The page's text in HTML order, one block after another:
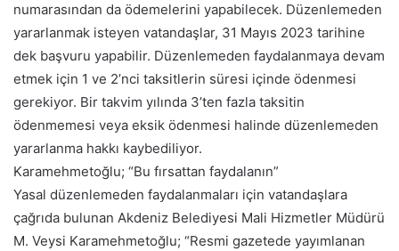
numarasından da ödemelerini yapabilecek. Düzenlemeden
yararlanmak isteyen vatandaşlar, 31 Mayıs 2023 tarihine
dek başvuru yapabilir. Düzenlemeden faydalanmaya devam
etmek için 1 ve 2’nci taksitlerin süresi içinde ödenmesi
gerekiyor. Bir takvim yılında 3’ten fazla taksitin
ödenmemesi veya eksik ödenmesi halinde düzenlemeden
yararlanma hakkı kaybediliyor.
Karamehmetoğlu; “Bu fırsattan faydalanın”
Yasal düzenlemeden faydalanmaları için vatandaşlara
çağrıda bulunan Akdeniz Belediyesi Mali Hizmetler Müdürü
M. Veysi Karamehmetoğlu; “Resmi gazetede yayımlanan